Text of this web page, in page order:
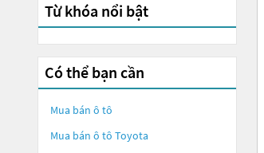
Từ khóa nổi bật
Có thể bạn cần
Mua bán ô tô
Mua bán ô tô Toyota